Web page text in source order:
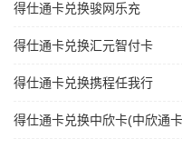
得仕通卡兑换骏网乐充
得仕通卡兑换汇元智付卡
得仕通卡兑换携程任我行
得仕通卡兑换中欣卡(中欣通